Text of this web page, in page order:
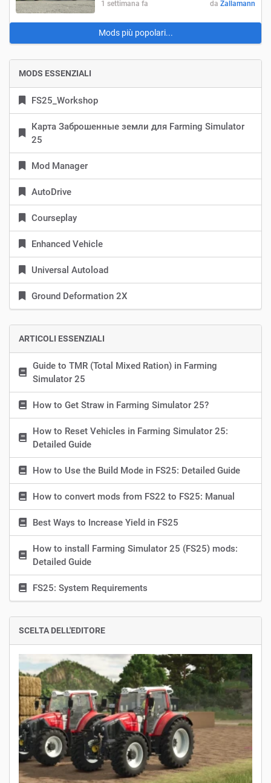
1 settimana fa da Zallamann
Mods più popolari...
MODS ESSENZIALI
FS25_Workshop
Карта Заброшенные земли для Farming Simulator
25
Mod Manager
AutoDrive
Courseplay
Enhanced Vehicle
Universal Autoload
Ground Deformation 2X
ARTICOLI ESSENZIALI
Guide to TMR (Total Mixed Ration) in Farming
Simulator 25
How to Get Straw in Farming Simulator 25?
How to Reset Vehicles in Farming Simulator 25:
Detailed Guide
How to Use the Build Mode in FS25: Detailed Guide
How to convert mods from FS22 to FS25: Manual
Best Ways to Increase Yield in FS25
How to install Farming Simulator 25 (FS25) mods:
Detailed Guide
FS25: System Requirements
SCELTA DELL'EDITORE